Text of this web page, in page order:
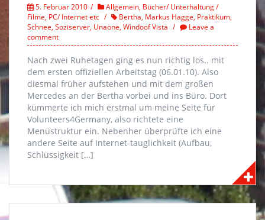
5. Februar 2010 Allgemein, Bücher/ Unterhaltung /
Filme, PC/ Internet etc Bertha, Markus Hagge, Praktikum,
Schnee, Soziserver, Unaone, Windoof Vista
Leave a
comment
Nach zwei Ruhetagen ging es nun richtig los.. mit
dem ersten offiziellen Arbeitstag (06.01.10). Also
diesmal früher aufstehen und mit dem großen
Mercedes an der Bertha vorbei und ins Büro. Dort
kümmerte ich mich erstmal um meine Seite für
Volunteers4Germany, also richtete eine
Menüstruktur ein. Nebenher überprüfte ich eine
andere Seite auf Internet-tauglichkeit (Aufbau,
Schlüssigkeit […]